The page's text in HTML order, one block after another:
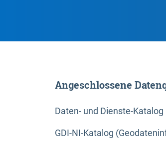
Angeschlossene
Daten- und Dienste-
GDI-NI-Katalog